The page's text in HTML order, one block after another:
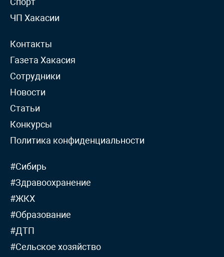
ЧП Хакасии
Контакты
Газета Хакасия
Сотрудники
Новости
Статьи
Конкурсы
Политика конфиденциальности
#Сибирь
#Здравоохранение
#ЖКХ
#Образование
#ДТП
#Сельское хозяйство